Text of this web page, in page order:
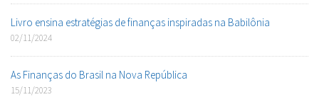
Livro ensina estratégias de finanças inspiradas na Babilônia
02/11/2024
As Finanças do Brasil na Nova República
15/11/2023